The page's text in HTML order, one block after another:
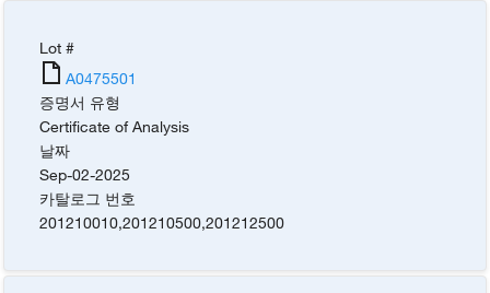
Lot #
A0475501
증명서 유형
Certificate of Analysis
날짜
Sep-02-2025
카탈로그 번호
201210010,201210500,201212500